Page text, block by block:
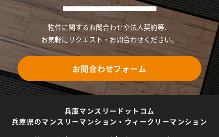
物件に関するお問合わせや法人契約等、
お気軽にリクエスト・お問合わせください。
お問合わせフォーム
兵庫マンスリードットコム
兵庫県のマンスリーマンション・ウィークリーマンション